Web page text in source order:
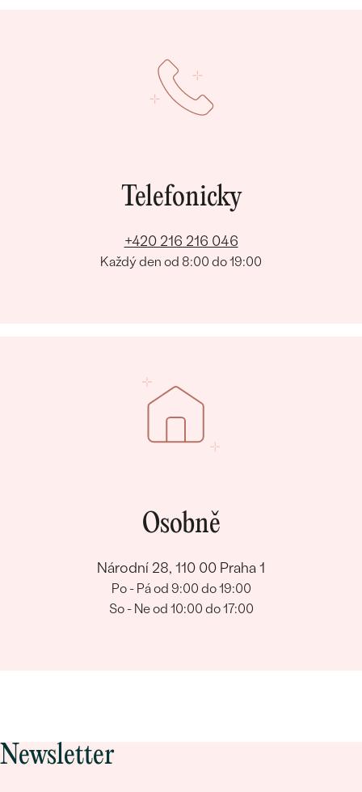
Bestsellery
Telefonicky
+420 216 216 046
Každý den od 8:00 do 19:00
Osobně
Národní 28, 110 00 Praha 1
Po - Pá od 9:00 do 19:00
So - Ne od 10:00 do 17:00
Newsletter